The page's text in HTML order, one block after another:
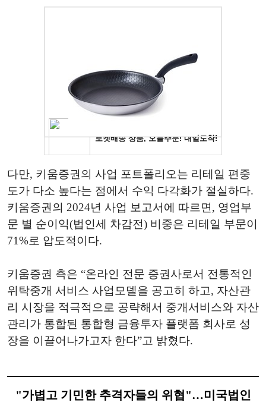
다만, 키움증권의 사업 포트폴리오는 리테일 편중
도가 다소 높다는 점에서 수익 다각화가 절실하다.
키움증권의 2024년 사업 보고서에 따르면, 영업부
문 별 순이익(법인세 차감전) 비중은 리테일 부문이
71%로 압도적이다.
키움증권 측은 “온라인 전문 증권사로서 전통적인
위탁중개 서비스 사업모델을 공고히 하고, 자산관
리 시장을 적극적으로 공략해서 중개서비스와 자산
관리가 통합된 통합형 금융투자 플랫폼 회사로 성
장을 이끌어나가고자 한다”고 밝혔다.
"가볍고 기민한 추격자들의 위협"…미국법인